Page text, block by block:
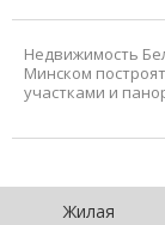
Недвижимость
Минском
участками и
Жилая